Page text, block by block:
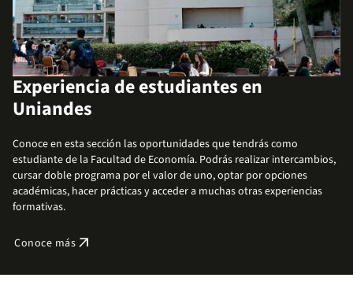
Experiencia de estudiantes en
Uniandes
Conoce en esta sección las oportunidades que tendrás como
estudiante de la Facultad de Economía. Podrás realizar intercambios,
cursar doble programa por el valor de uno, optar por opciones
académicas, hacer prácticas y acceder a muchas otras experiencias
formativas.
Conoce más arrow_outward